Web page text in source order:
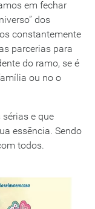
em fechar
dos
constantemente
parcerias para
do ramo, se é
ou no o
e que
essência. Sendo
todos.